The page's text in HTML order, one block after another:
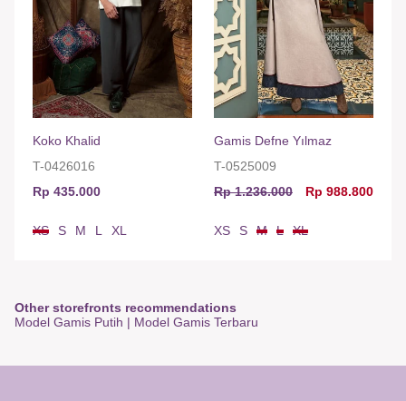
Koko Khalid
T-0426016
Rp 435.000
XS S M L XL
Gamis Defne Yılmaz
T-0525009
Rp 1.236.000
Rp 988.800
XS S M L XL
Other storefronts recommendations
Model Gamis Putih | Model Gamis Terbaru